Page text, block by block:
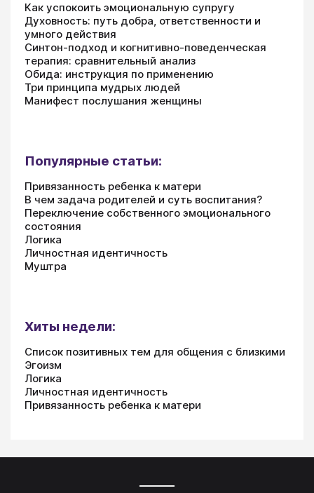
Как успокоить эмоциональную супругу
Духовность: путь добра, ответственности и
умного действия
Синтон-подход и когнитивно-поведенческая
терапия: сравнительный анализ
Обида: инструкция по применению
Три принципа мудрых людей
Манифест послушания женщины
Популярные статьи:
Привязанность ребенка к матери
В чем задача родителей и суть воспитания?
Переключение собственного эмоционального
состояния
Логика
Личностная идентичность
Муштра
Хиты недели:
Список позитивных тем для общения с близкими
Эгоизм
Логика
Личностная идентичность
Привязанность ребенка к матери